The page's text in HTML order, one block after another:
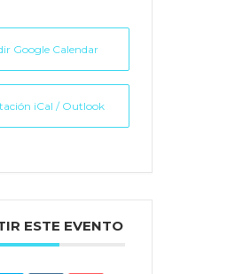
Google Calendar
iCal / Outlook
ESTE EVENTO